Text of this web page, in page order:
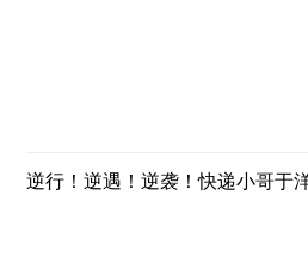
逆行！逆遇！逆袭！快递小哥于